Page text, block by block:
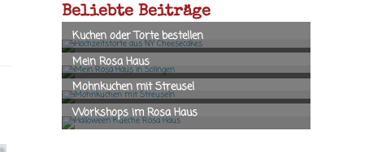
Beliebte Beiträge